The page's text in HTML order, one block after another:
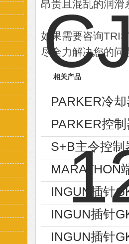
昂贵且混乱的润滑
如果需要咨询
尽全力解决您的问
相关产品
PARKER冷
PARKER控
S+B主令控
MARATHON
INGUN插针
INGUN插针
INGUN插针